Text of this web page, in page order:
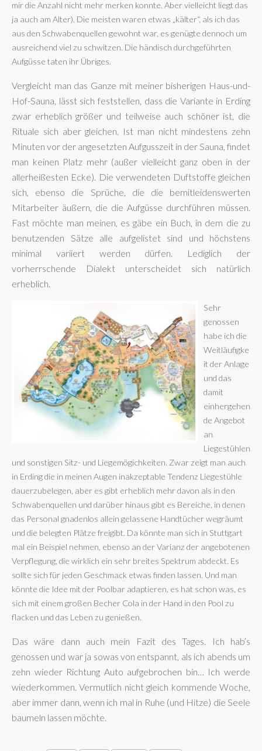
mir die Anzahl nicht mehr merken konnte. Aber vielleicht liegt das
ja auch am Alter). Die meisten waren etwas „kälter“, als ich das
aus den Schwabenquellen gewohnt war, es genügte dennoch um
ausreichend viel zu schwitzen. Die händisch durchgeführten
Aufgüsse taten ihr Übriges.
Vergleicht man das Ganze mit meiner bisherigen Haus-und-
Hof-Sauna, lässt sich feststellen, dass die Variante in Erding
zwar erheblich größer und teilweise auch schöner ist, die
Rituale sich aber gleichen. Ist man nicht mindestens zehn
Minuten vor der angesetzten Aufgusszeit in der Sauna, findet
man keinen Platz mehr (außer vielleicht ganz oben in der
allerheißesten Ecke). Die verwendeten Duftstoffe gleichen
sich, ebenso die Sprüche, die die bemitleidenswerten
Mitarbeiter äußern, die die Aufgüsse durchführen müssen.
Fast möchte man meinen, es gäbe ein Buch, in dem die zu
benutzenden Sätze alle aufgelistet sind und höchstens
minimal variiert werden dürfen. Lediglich der
vorherrschende Dialekt unterscheidet sich natürlich
erheblich.
Sehr
genossen
habe ich die
Weitläufigke
it der Anlage
und das
damit
einhergehen
de Angebot
an
Liegestühlen
und sonstigen Sitz- und Liegemögichkeiten. Zwar zeigt man auch
in Erding die in meinen Augen inakzeptable Tendenz Liegestühle
dauerzubelegen, aber es gibt erheblich mehr davon als in den
Schwabenquellen und darüber hinaus gibt es Bereiche, in denen
das Personal gnadenlos allein gelassene Handtücher wegräumt
und die belegten Plätze freigibt. Da könnte man sich in Stuttgart
mal ein Beispiel nehmen, ebenso an der Varianz der angebotenen
Verpflegung, die wirklich ein sehr breites Spektrum abdeckt. Es
sollte sich für jeden Geschmack etwas finden lassen. Und man
könnte die Idee mit der Poolbar adaptieren, es hat schon was, es
sich mit einem großen Becher Cola in der Hand in den Pool zu
flacken und das Leben zu genießen.
Das wäre dann auch mein Fazit des Tages. Ich hab’s
genossen und war ja sowas von entspannt, als ich abends um
zehn wieder Richtung Auto aufgebrochen bin… Ich werde
wiederkommen. Vermutlich nicht gleich kommende Woche,
aber immer dann, wenn ich mal in Ruhe (und Hitze) die Seele
baumeln lassen möchte.